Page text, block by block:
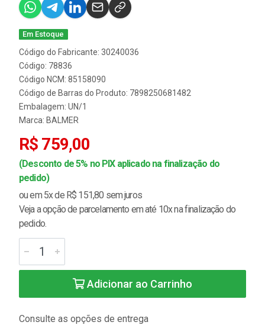
Em Estoque
Código do Fabricante: 30240036
Código: 78836
Código NCM: 85158090
Código de Barras do Produto: 7898250681482
Embalagem: UN/1
Marca: BALMER
R$ 759,00
(Desconto de 5% no PIX aplicado na finalização do
pedido)
ou em 5x de R$ 151,80 sem juros
Veja a opção de parcelamento em até 10x na finalização do
pedido.
Adicionar ao Carrinho
Consulte as opções de entrega